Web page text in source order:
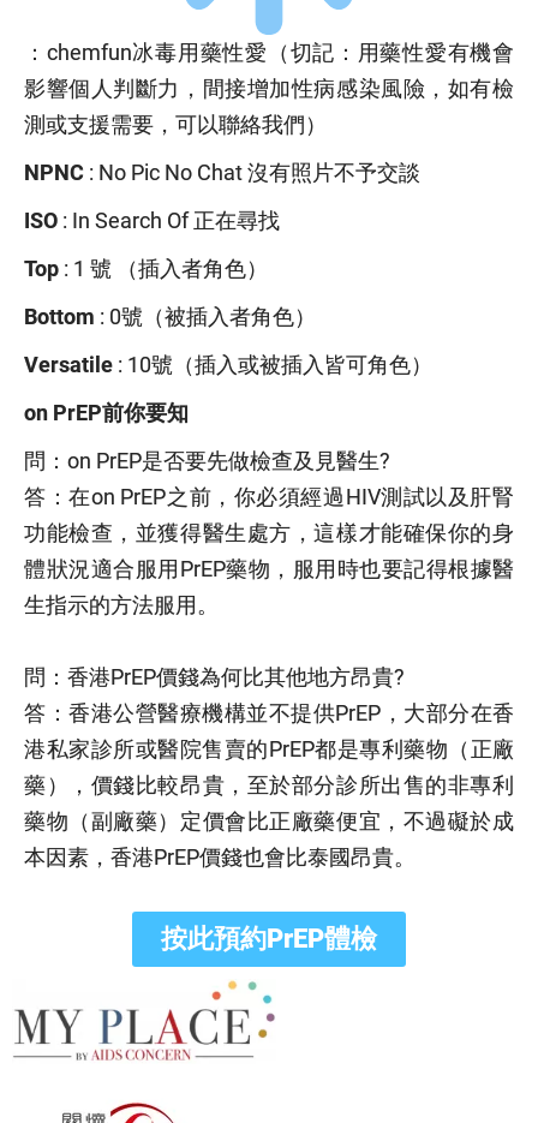
：chemfun冰毒用藥性愛（切記：用藥性愛有機會
影響個人判斷力，間接增加性病感染風險，如有檢
測或支援需要，可以聯絡我們）
NPNC : No Pic No Chat 沒有照片不予交談
ISO : ️In Search Of 正在尋找
Top : 1 號 （插入者角色）
Bottom : 0號（被插入者角色）
Versatile : 10號（插入或被插入皆可角色）
on PrEP前你要知
問： on PrEP是否要先做檢查及見醫生?
答：在on PrEP之前，你必須經過HIV測試以及肝腎
功能檢查，並獲得醫生處方，這樣才能確保你的身
體狀況適合服用PrEP藥物，服用時也要記得根據醫
生指示的方法服用。
問：香港PrEP價錢為何比其他地方昂貴?
答：香港公營醫療機構並不提供PrEP，大部分在香
港私家診所或醫院售賣的PrEP都是專利藥物（正廠
藥），價錢比較昂貴，至於部分診所出售的非專利
藥物（副廠藥）定價會比正廠藥便宜，不過礙於成
本因素，香港PrEP價錢也會比泰國昂貴。
按此預約PrEP體檢